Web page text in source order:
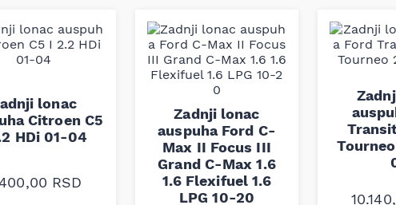
lonac
Citroen C5
HDi 01-04
RSD
Zadnji lonac
auspuha Ford C-
Max II Focus III
Grand C-Max 1.6
1.6 Flexifuel 1.6
LPG 10-20